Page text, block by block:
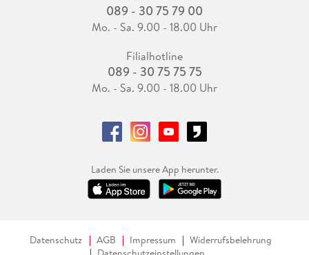
089 - 30 75 79 00
Mo. - Sa. 9.00 - 18.00 Uhr
Filialhotline
089 - 30 75 75 75
Mo. - Sa. 9.00 - 18.00 Uhr
Laden Sie unsere App herunter.
Datenschutz AGB Impressum
Widerrufsbelehrung